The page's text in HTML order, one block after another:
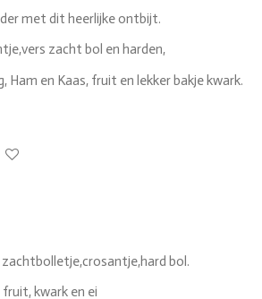
met dit heerlijke ontbijt.
zacht bol en harden,
Ham en Kaas, fruit en lekker bakje kwark.
bol.
kwark en ei